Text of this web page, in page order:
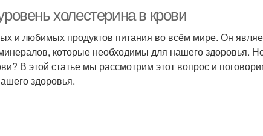
холестерина в крови
и любимых продуктов питания во всём мире. Он
которые необходимы для нашего здоровья.
В этой статье мы рассмотрим этот вопрос и
здоровья.